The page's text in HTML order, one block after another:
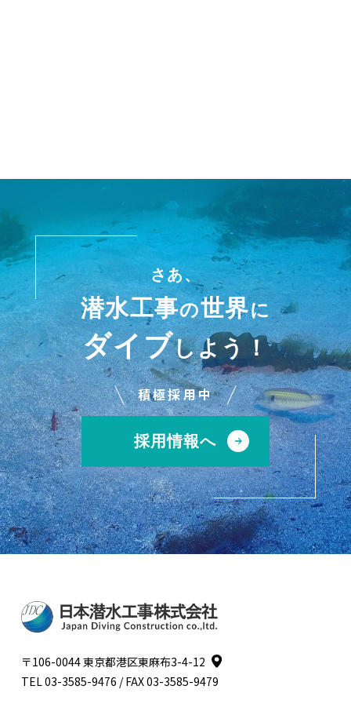
さあ、
潜水工事の世界に
ダイブしよう！
積極採用中
採用情報へ
〒106-0044 東京都港区東麻布3-4-12
TEL03-3585-9476 / FAX 03-3585-9479